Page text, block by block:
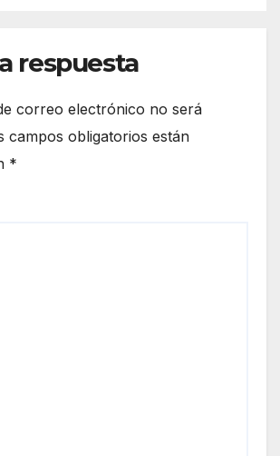
respuesta
correo electrónico no será
campos obligatorios están
*